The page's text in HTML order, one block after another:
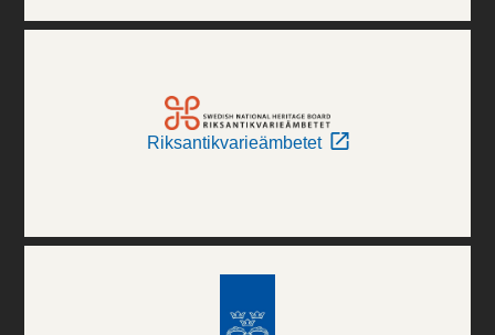
Riksantikvarieämbetet